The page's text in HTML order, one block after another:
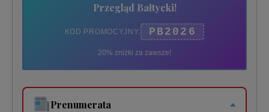
Przegląd Bałtycki!
KOD PROMOCYJNY: PB2026
20% zniżki za zawsze!
Prenumerata